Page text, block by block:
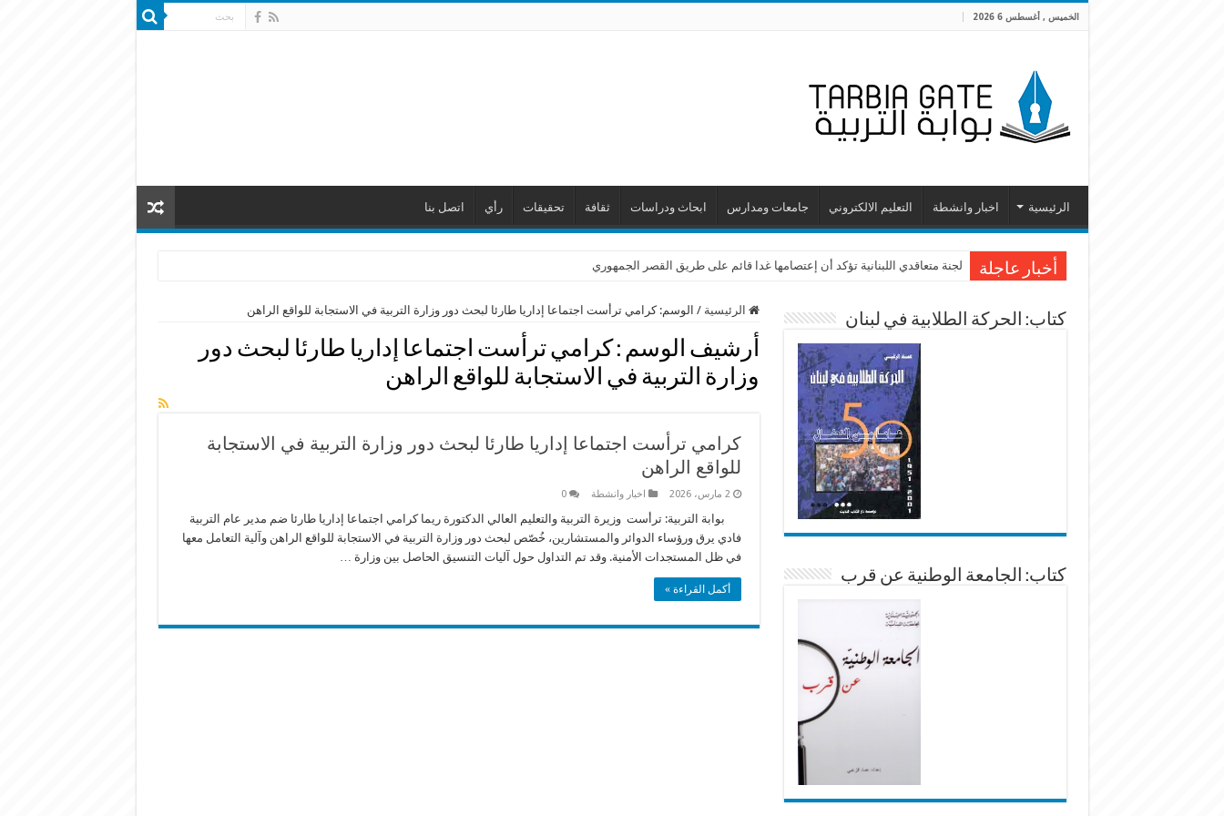
الخميس , أغسطس 6 2026
الرئيسية اخبار وانشطة التعليم الالكتروني جامعات ومدارس ابحاث ودراسات ثقافة تحقيقات رأي اتصل بنا
أخبار عاجلة لجنة متعاقدي اللبنانية تؤكد أن إعتصامها غدا قائم على طريق القصر الجمهوري
الرئيسية / الوسم:كرامي ترأست اجتماعا إداريا طارئا لبحث دور وزارة التربية في الاستجابة للواقع الراهن
أرشيف الوسم : كرامي ترأست اجتماعا إداريا طارئا لبحث دور
وزارة التربية في الاستجابة للواقع الراهن
كرامي ترأست اجتماعا إداريا طارئا لبحث دور وزارة التربية في الاستجابة
للواقع الراهن
2 مارس، 2026 اخبار وانشطة 0
بوابة التربية: ترأست وزيرة التربية والتعليم العالي الدكتورة ريما كرامي اجتماعا إداريا طارئا ضم مدير عام التربية
فادي يرق ورؤساء الدوائر والمستشارين، خُصّص لبحث دور وزارة التربية في الاستجابة للواقع الراهن وآلية التعامل معها
في ظل المستجدات الأمنية. وقد تم التداول حول آليات التنسيق الحاصل بين وزارة …
أكمل القراءة »
كتاب: الحركة الطلابية في لبنان
كتاب: الجامعة الوطنية عن قرب